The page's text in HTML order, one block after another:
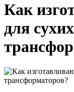
Как
для